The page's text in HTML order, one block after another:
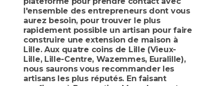
l'ensemble des entrepreneurs dont vous
aurez besoin, pour trouver le plus
rapidement possible un artisan pour faire
construire une extension de maison à
Lille. Aux quatre coins de Lille (Vieux-
Lille, Lille-Centre, Wazemmes, Euralille),
nous saurons vous recommander les
artisans les plus réputés. En faisant